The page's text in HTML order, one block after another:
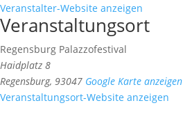
Veranstalter-Website anzeigen
Veranstaltungsort
Regensburg Palazzofestival
Haidplatz 8
Regensburg, 93047 Google Karte anzeigen
Veranstaltungsort-Website anzeigen